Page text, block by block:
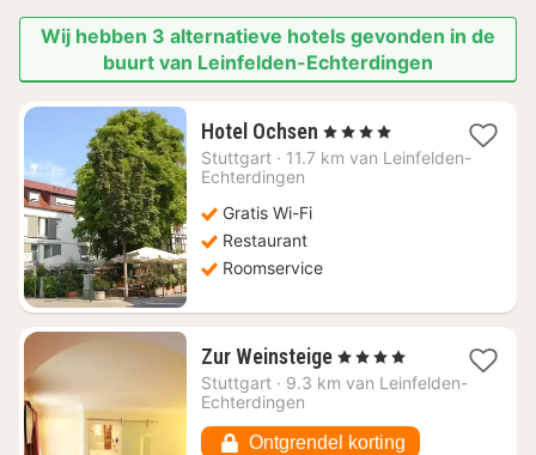
Wij hebben 3 alternatieve hotels gevonden in de
buurt van Leinfelden-Echterdingen
Hotel Ochsen 1
nacht
, 4 Sterren
Stuttgart · 11.7 km van Leinfelden-
Echterdingen
Gratis Wi-Fi
Restaurant
Roomservice
Zur Weinsteige1
nacht
149,16
, 4 Sterren
Stuttgart · 9.3 km van Leinfelden-
Echterdingen
Ontgrendel korting